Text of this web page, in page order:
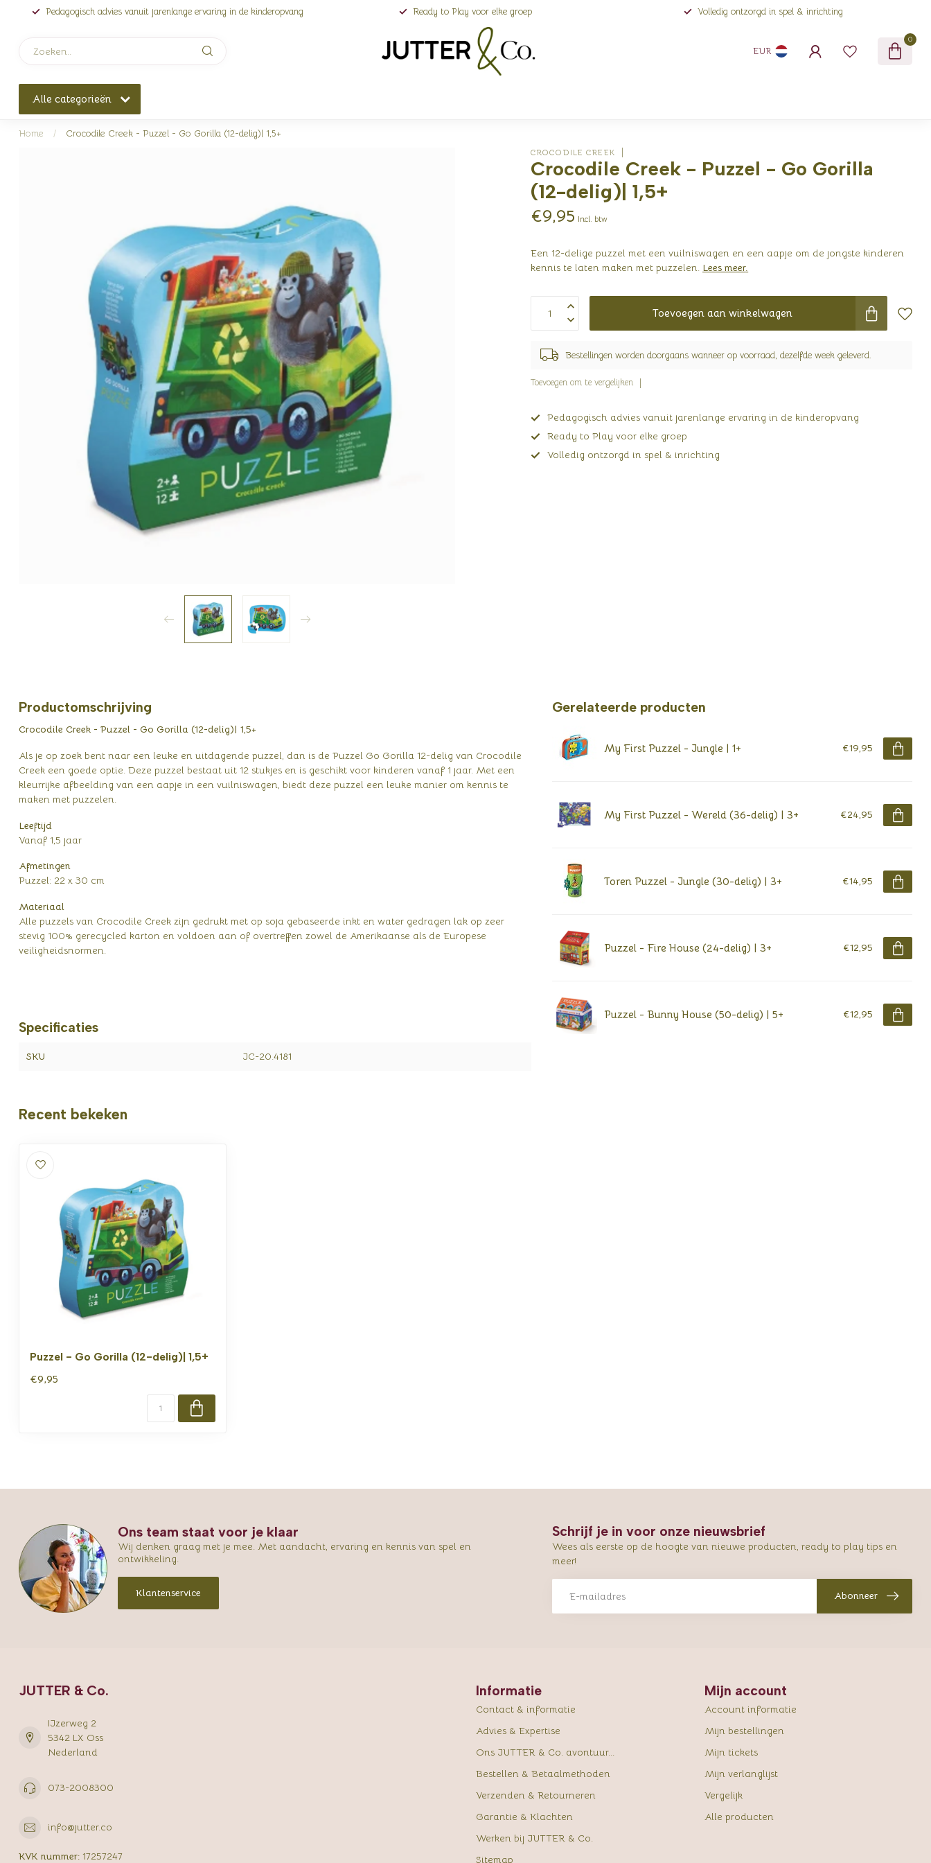
Pedagogisch advies vanuit jarenlange ervaring in de kinderopvang Ready to Play voor elke groep Volledig ontzorgd in spel & inrichting
EUR
0
Alle categorieën
Home / Crocodile Creek - Puzzel - Go Gorilla (12-delig)| 1,5+
CROCODILE CREEK
Crocodile Creek - Puzzel - Go Gorilla
(12-delig)| 1,5+
€9,95 Incl. btw
Een 12-delige puzzel met een vuilniswagen en een aapje om de jongste kinderen
kennis te laten maken met puzzelen. Lees meer.
Toevoegen aan winkelwagen
Bestellingen worden doorgaans wanneer op voorraad, dezelfde week geleverd.
Toevoegen om te vergelijken
Pedagogisch advies vanuit jarenlange ervaring in de kinderopvang
Ready to Play voor elke groep
Volledig ontzorgd in spel & inrichting
Productomschrijving
Crocodile Creek - Puzzel - Go Gorilla (12-delig)| 1,5+
Als je op zoek bent naar een leuke en uitdagende puzzel, dan is de Puzzel Go Gorilla 12-delig van Crocodile
Creek een goede optie. Deze puzzel bestaat uit 12 stukjes en is geschikt voor kinderen vanaf 1 jaar. Met een
kleurrijke afbeelding van een aapje in een vuilniswagen, biedt deze puzzel een leuke manier om kennis te
maken met puzzelen.
Leeftijd
Vanaf 1,5 jaar
Afmetingen
Puzzel: 22 x 30 cm
Materiaal
Alle puzzels van Crocodile Creek zijn gedrukt met op soja gebaseerde inkt en water gedragen lak op zeer
stevig 100% gerecycled karton en voldoen aan of overtreffen zowel de Amerikaanse als de Europese
veiligheidsnormen.
Specificaties
SKU JC-20.4181
Gerelateerde producten
My First Puzzel - Jungle | 1+ €19,95
My First Puzzel - Wereld (36-delig) | 3+ €24,95
Toren Puzzel - Jungle (30-delig) | 3+ €14,95
Puzzel - Fire House (24-delig) | 3+ €12,95
Puzzel - Bunny House (50-delig) | 5+ €12,95
Recent bekeken
Puzzel - Go Gorilla (12-delig)| 1,5+
€9,95
Ons team staat voor je klaar
Wij denken graag met je mee. Met aandacht, ervaring en kennis van spel en
ontwikkeling.
Klantenservice
Schrijf je in voor onze nieuwsbrief
Wees als eerste op de hoogte van nieuwe producten, ready to play tips en
meer!
Abonneer
JUTTER & Co.
IJzerweg 2
5342 LX Oss
Nederland
073-2008300
info@jutter.co
KVK nummer: 17257247
Informatie
Contact & informatie
Advies & Expertise
Ons JUTTER & Co. avontuur...
Bestellen & Betaalmethoden
Verzenden & Retourneren
Garantie & Klachten
Werken bij JUTTER & Co.
Sitemap
Mijn account
Account informatie
Mijn bestellingen
Mijn tickets
Mijn verlanglijst
Vergelijk
Alle producten